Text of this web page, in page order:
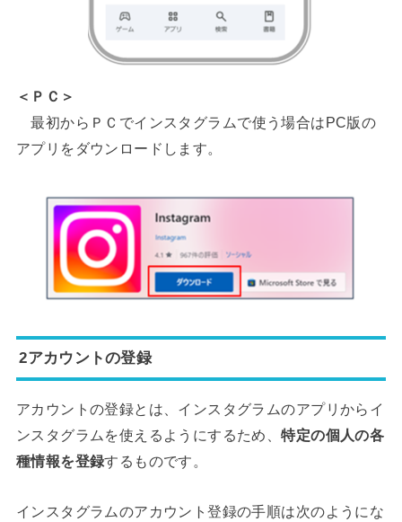
＜ＰＣ＞
最初からＰＣでインスタグラムで使う場合はPC版の
アプリをダウンロードします。
2アカウントの登録
アカウントの登録とは、インスタグラムのアプリからイ
ンスタグラムを使えるようにするため、特定の個人の各
種情報を登録するものです。
インスタグラムのアカウント登録の手順は次のようにな